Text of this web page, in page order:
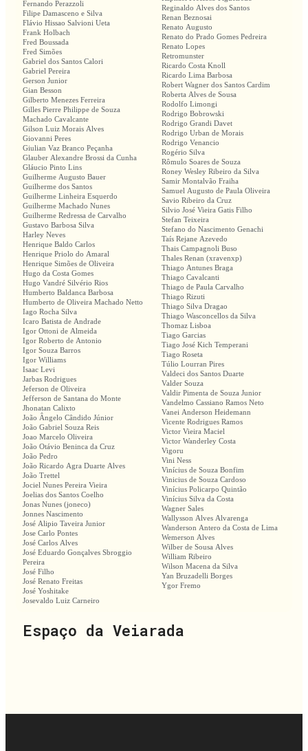
Fernando Perazzoli
Filipe Damasceno e Silva
Flávio Hissao Salvioni Ueta
Frank Holbach
Fred Boussada
Fred Simões
Gabriel dos Santos Calori
Gabriel Pereira
Gerson Junior
Gian Besson
Gilberto Menezes Ferreira
Gilles Pierre Philippe de Souza
Machado Cavalcante
Gilson Luiz Morais Alves
Giovanni Peres
Giulian Vaz Branco Peçanha
Glauber Alexandre Brossi da Cunha
Gláucio Pinto Lins
Guilherme Augusto Bauer
Guilherme dos Santos
Guilherme Linheira Esquerdo
Guilherme Machado Nunes
Guilherme Redressa de Carvalho
Gustavo Barbosa Silva
Harley Neves
Henrique Baldo Carlos
Henrique Priolo do Amaral
Henrique Simões de Oliveira
Hugo da Costa Gomes
Hugo Vandré Silvério Rios
Humberto Baldanca Barbosa
Humberto de Oliveira Machado Netto
Iago Rocha Silva
Icaro Batista de Andrade
Igor Ottoni de Almeida
Igor Roberto de Antonio
Igor Souza Barros
Igor Williams
Isaac Levi
Jarbas Rodrigues
Jeferson de Oliveira
Jefferson de Santana do Monte
Jhonatan Calixto
João Ângelo Cândido Júnior
João Gabriel Souza Reis
Joao Marcelo Oliveira
João Otávio Beninca da Cruz
João Pedro
João Ricardo Agra Duarte Alves
João Trettel
Jociel Nunes Pereira Vieira
Joelias dos Santos Coelho
Jonas Nunes (joneco)
Jonnes Nascimento
José Alipio Taveira Junior
Jose Carlo Pontes
José Carlos Alves
José Eduardo Gonçalves Sbroggio
Pereira
José Filho
José Renato Freitas
José Yoshitake
Josevaldo Luiz Carneiro
Reginaldo Alves dos Santos
Renan Beznosai
Renato Augusto
Renato do Prado Gomes Pedreira
Renato Lopes
Retromunster
Ricardo Costa Knoll
Ricardo Lima Barbosa
Robert Wagner dos Santos Cardim
Roberta Alves de Sousa
Rodolfo Limongi
Rodrigo Bobrowski
Rodrigo Grandi Davet
Rodrigo Urban de Morais
Rodrigo Venancio
Rogério Silva
Rômulo Soares de Souza
Roney Wesley Ribeiro da Silva
Samir Montalvão Fraiha
Samuel Augusto de Paula Oliveira
Savio Ribeiro da Cruz
Silvio José Vieira Gatis Filho
Stefan Teixeira
Stefano do Nascimento Genachi
Taís Rejane Azevedo
Thais Campagnoli Buso
Thales Renan (xravenxp)
Thiago Antunes Braga
Thiago Cavalcanti
Thiago de Paula Carvalho
Thiago Rizuti
Thiago Silva Dragao
Thiago Wasconcellos da Silva
Thomaz Lisboa
Tiago Garcias
Tiago José Kich Temperani
Tiago Roseta
Túlio Lourran Pires
Valdeci dos Santos Duarte
Valder Souza
Valdir Pimenta de Souza Junior
Vandelmo Cassiano Ramos Neto
Vanei Anderson Heidemann
Vicente Rodrigues Ramos
Victor Vieira Maciel
Victor Wanderley Costa
Vigoru
Vini Ness
Vinícius de Souza Bonfim
Vinicius de Souza Cardoso
Vinícius Policarpo Quintão
Vinícius Silva da Costa
Wagner Sales
Wallysson Alves Alvarenga
Wanderson Antero da Costa de Lima
Wemerson Alves
Wilber de Sousa Alves
William Ribeiro
Wilson Macena da Silva
Yan Bruzadelli Borges
Ygor Fremo
Espaço da Veiarada